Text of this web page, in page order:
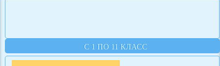
С 1 ПО 11 КЛАСС